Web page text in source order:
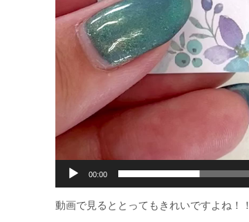
00:00
動画で見るととってもきれいですよね！！